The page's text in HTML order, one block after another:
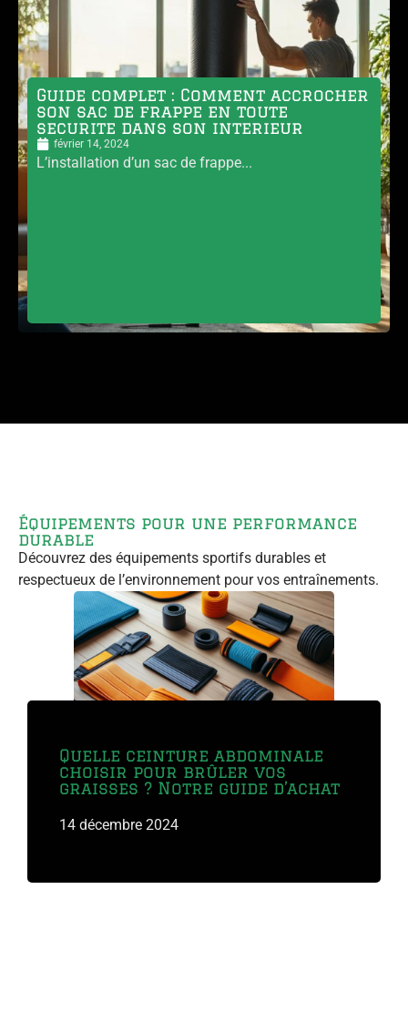
Guide complet : Comment accrocher
son sac de frappe en toute
securite dans son interieur
février 14, 2024
L’installation d’un sac de frappe...
Équipements pour une performance
durable
Découvrez des équipements sportifs durables et
respectueux de l’environnement pour vos entraînements.
Quelle ceinture abdominale
choisir pour brûler vos
graisses ? Notre guide d’achat
14 décembre 2024
Dans l’univers de l’athlétisme, les pointes
représentent un équipement fondamental...
Lire plus